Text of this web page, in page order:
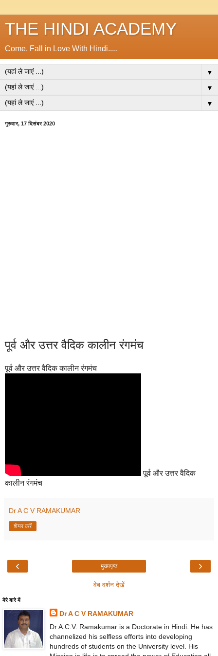
THE HINDI ACADEMY
Come, Fall in Love With Hindi.....
▼
▼
▼
गुरुवार, 17 दिसंबर 2020
पूर्व और उत्तर वैदिक कालीन रंगमंच
पूर्व और उत्तर वैदिक कालीन रंगमंच
पूर्व और उत्तर वैदिक
कालीन रंगमंच
Dr A C V RAMAKUMAR
शेयर करें
‹ ›
मुख्यपृष्ठ
वेब वर्शन देखें
मेरे बारे में
Dr A C V RAMAKUMAR
Dr A.C.V. Ramakumar is a Doctorate in Hindi. He has
channelized his selfless efforts into developing
hundreds of students on the University level. His